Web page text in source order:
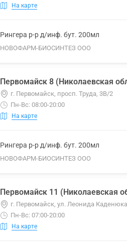
На карте
Рингера р-р д/инф. бут. 200мл
НОВОФАРМ-БИОСИНТЕЗ ООО
Первомайск 8 (Николаевская
г. Первомайск, просп. Труда, 3В/2
Пн-Вс: 08:00-20:00
На карте
Рингера р-р д/инф. бут. 200мл
НОВОФАРМ-БИОСИНТЕЗ ООО
Первомайск 11 (Николаевская
г. Первомайск, ул. Леонида
Пн-Вс: 07:00-20:00
На карте